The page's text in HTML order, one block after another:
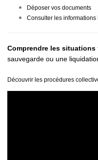
Déposer vos documents
Consulter les
Comprendre les situations
sauvegarde ou une
Découvrir les procédures